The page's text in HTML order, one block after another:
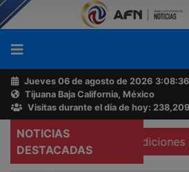
Jueves 06 de agosto de 2026
Tijuana Baja California, México
Visitas durante el día de hoy: 238,209
NOTICIAS
DESTACADAS
que existen condiciones para
Buscador
Acerca
de